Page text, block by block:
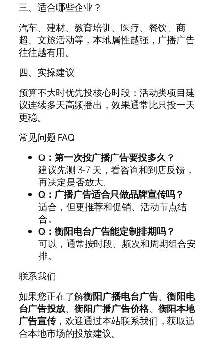
三、适合哪些企业？
汽车、建材、教育培训、医疗、餐饮、商
超、文旅活动等，本地属性越强，广播广告
往往越有用。
四、实操建议
预算不大时优先投核心时段；活动类项目建
议连续多天高频播出，效果通常比只投一天
更稳。
常见问题 FAQ
Q：第一次投广播广告要投多久？
建议先测 3-7 天，看咨询和到店反馈，
再决定是否放大。
Q：广播广告适合只做品牌宣传吗？
适合，但更推荐和促销、活动节点结
合。
Q：衡阳电台广告能定制排期吗？
可以，通常按时段、频次和周期组合安
排。
联系我们
如果您正在了解衡阳广播电台广告、衡阳电
台广告投放、衡阳广播广告价格、 衡阳本地
广告宣传，欢迎通过本站联系我们，获取适
合本地市场的投放建议。